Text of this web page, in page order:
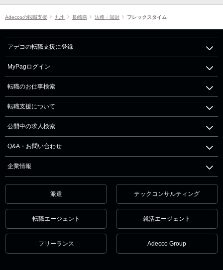
Adeccoの転職支援 九州 長崎県 法務・知財 フレックスタイム
アデコの転職支援に登録
MyPagログイン
転職のお仕事検索
転職支援について
公開中の求人検索
Q&A・お問い合わせ
企業情報
派遣 テックコンサルティング
転職エージェント 就活エージェント
フリーランス Adecco Group